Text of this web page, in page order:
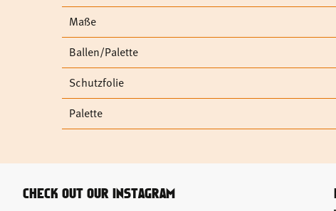
Maße
Ballen/Palette
Schutzfolie
Palette
CHECK OUT OUR INSTAGRAM